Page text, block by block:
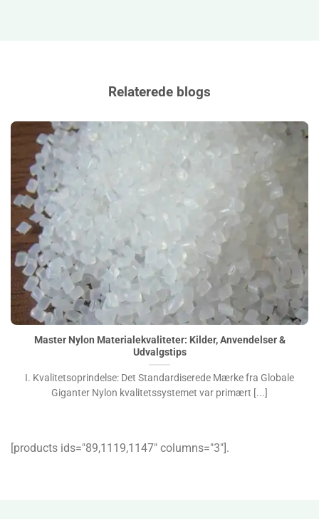
Relaterede blogs
Master Nylon Materialekvaliteter: Kilder, Anvendelser &
Udvalgstips">
Master Nylon Materialekvaliteter: Kilder, Anvendelser &
Udvalgstips
I. Kvalitetsoprindelse: Det Standardiserede Mærke fra Globale
Giganter Nylon kvalitetssystemet var primært [...]
[products ids="89,1119,1147″ columns="3″].